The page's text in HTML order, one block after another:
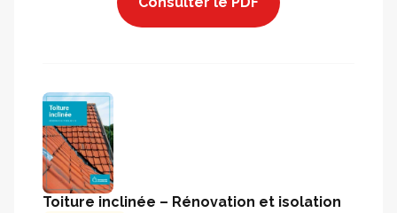
Toiture inclinée – Rénovation et isolation